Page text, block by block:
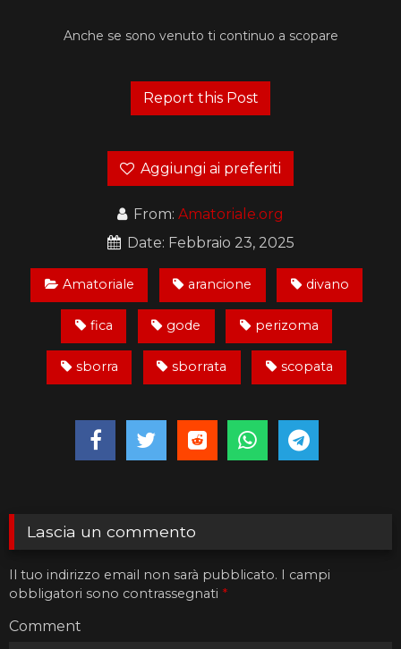
Anche se sono venuto ti continuo a scopare
Aggiungi ai preferiti
From: Amatoriale.org
Date: Febbraio 23, 2025
Amatoriale arancione divano
fica gode perizoma
sborra sborrata scopata
Lascia un commento
Il tuo indirizzo email non sarà pubblicato. I campi
obbligatori sono contrassegnati *
Comment